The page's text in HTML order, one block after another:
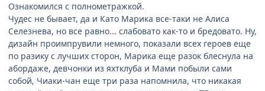
Ознакомился с полнометражкой.
Чудес не бывает, да и Като Марика все-таки не Алиса
Селезнева, но все равно... слабовато как-то и бредовато. Ну,
дизайн проимпрувили немного, показали всех героев еще
по разику с лучших сторон, Марика еще разок блеснула на
абордаже, девчонки из яхтклуба и Мами побыли сами
собой, Чиаки-чан еще три раза напомнила, что никакая